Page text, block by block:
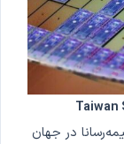
در جهان